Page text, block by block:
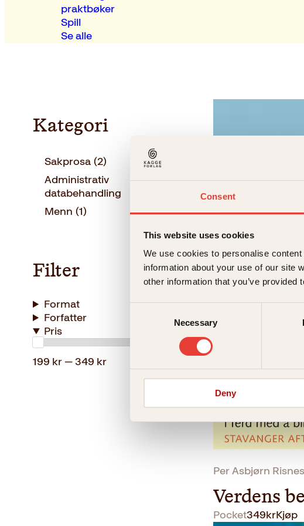
Consent
This website uses cookies
We use cookies to personalise
information about your use of our site
other information that you’ve
Necessary
Deny
praktbøker
Spill
Se alle
Kategori
Sakprosa (2)
Administrativ
databehandling
(1
Menn (1)
Filter
Format
Forfatter
Pris
199 kr — 349 kr
Per Asbjørn
Verdens
Pocket399krO
n
l
i
g
p
r
i
s
v
a
262
Per Asbjørn
Verdens
Pocket349krKjøp